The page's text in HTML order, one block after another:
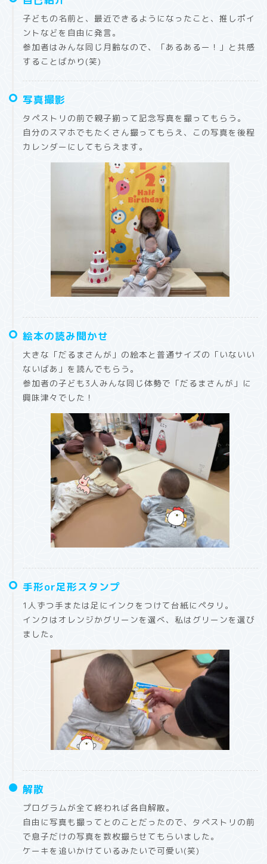
子どもの名前と、最近できるようになったこと、推しポイ
ントなどを自由に発言。
参加者はみんな同じ月齢なので、「あるあるー！」と共感
することばかり(笑)
写真撮影
タペストリの前で親子揃って記念写真を撮ってもらう。
自分のスマホでもたくさん撮ってもらえ、この写真を後程
カレンダーにしてもらえます。
絵本の読み聞かせ
大きな「だるまさんが」の絵本と普通サイズの「いないい
ないばあ」を読んでもらう。
参加者の子ども3人みんな同じ体勢で「だるまさんが」に
興味津々でした！
手形or足形スタンプ
1人ずつ手または足にインクをつけて台紙にペタリ。
インクはオレンジかグリーンを選べ、私はグリーンを選び
ました。
解散
プログラムが全て終われば各自解散。
自由に写真も撮ってとのことだったので、タペストリの前
で息子だけの写真を数枚撮らせてもらいました。
ケーキを追いかけているみたいで可愛い(笑)